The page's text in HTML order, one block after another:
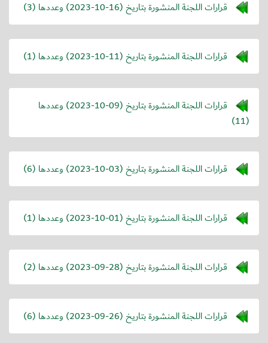
قرارات اللجنة المنشورة بتاريخ (2023-10-16) وعددها (3)
قرارات اللجنة المنشورة بتاريخ (2023-10-11) وعددها (1)
قرارات اللجنة المنشورة بتاريخ (2023-10-09) وعددها
(11)
قرارات اللجنة المنشورة بتاريخ (2023-10-03) وعددها (6)
قرارات اللجنة المنشورة بتاريخ (2023-10-01) وعددها (1)
قرارات اللجنة المنشورة بتاريخ (2023-09-28) وعددها (2)
قرارات اللجنة المنشورة بتاريخ (2023-09-26) وعددها (6)